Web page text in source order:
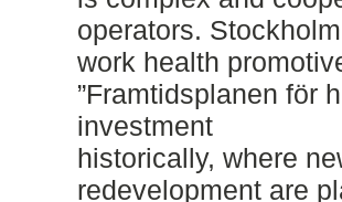
operators.
work health
”Framtidsplanen för
investment
historically, where
redevelopment are